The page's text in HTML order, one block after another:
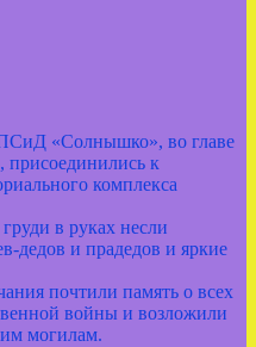
«Солнышко», во главе
к
комплекса
в руках несли
дедов и прадедов и яркие
почтили память о всех
войны и возложили
могилам.